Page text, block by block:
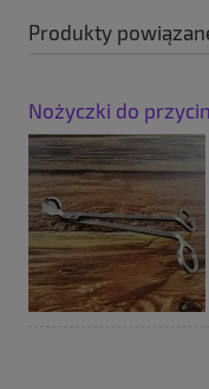
Produkty
Nożyczki do